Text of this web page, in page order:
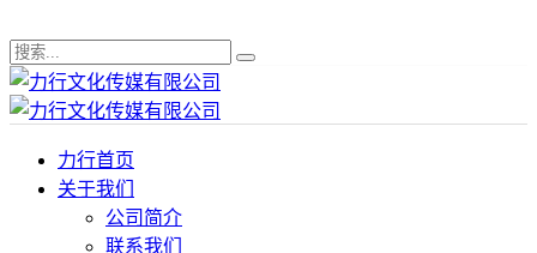
力行首页
关于我们
公司简介
联系我们